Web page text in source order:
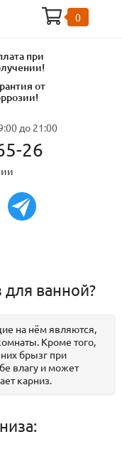
0
при
от
до 21:00
26
для ванной?
на нём являются,
Кроме того,
брызг при
влагу и может
карниз.